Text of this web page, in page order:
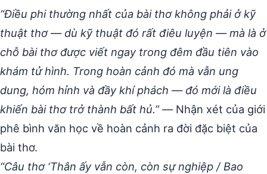
“Điều phi thường nhất của bài thơ không phải ở kỹ
thuật thơ — dù kỹ thuật đó rất điêu luyện — mà là ở
chỗ bài thơ được viết ngay trong đêm đầu tiên vào
khám tử hình. Trong hoàn cảnh đó mà vẫn ung
dung, hóm hỉnh và đầy khí phách — đó mới là điều
khiến bài thơ trở thành bất hủ.”— Nhận xét của giới
phê bình văn học về hoàn cảnh ra đời đặc biệt của
bài thơ.
“Câu thơ ‘Thân ấy vẫn còn, còn sự nghiệp / Bao